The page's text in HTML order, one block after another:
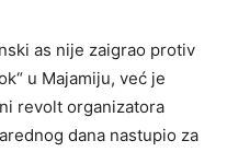
as nije zaigrao protiv
u Majamiju, već je
revolt organizatora
dana nastupio za